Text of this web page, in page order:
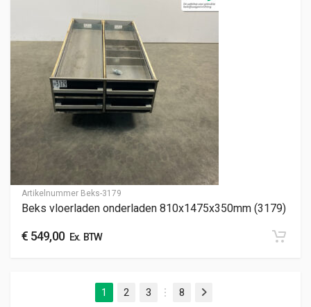
Artikelnummer Beks-3179
Beks vloerladen onderladen 810x1475x350mm (3179)
€ 549,00Ex. BTW
1 2 3
…
8
Volgende